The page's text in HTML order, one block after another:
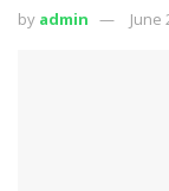
by admin June